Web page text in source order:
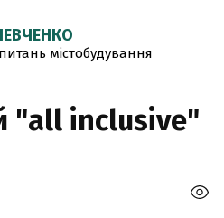
містобудування
"all inclusive"